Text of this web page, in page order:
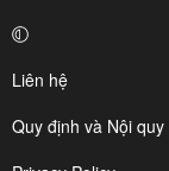
Liên hệ
Quy định và Nội quy